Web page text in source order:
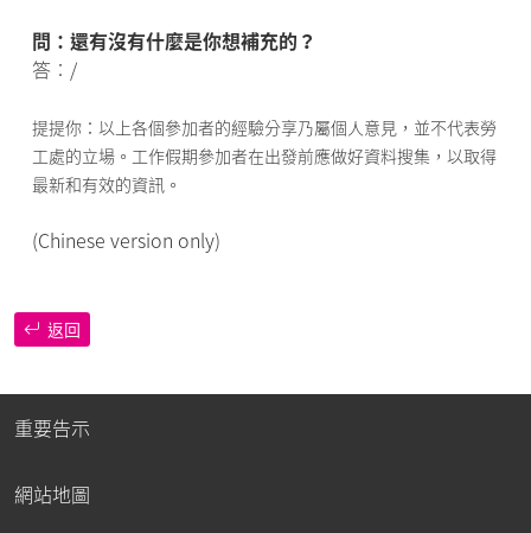
問：還有沒有什麼是你想補充的？
答︰/
提提你：以上各個參加者的經驗分享乃屬個人意見，並不代表勞
工處的立場。工作假期參加者在出發前應做好資料搜集，以取得
最新和有效的資訊。
(Chinese version only)
返回
重要告示
網站地圖